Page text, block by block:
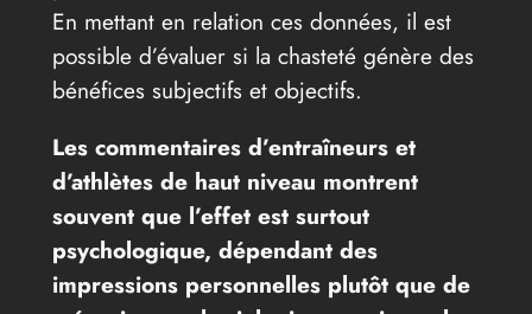
En mettant en relation ces données, il est
possible d’évaluer si la chasteté génère des
bénéfices subjectifs et objectifs.
Les commentaires d’entraîneurs et
d’athlètes de haut niveau montrent
souvent que l’effet est surtout
psychologique, dépendant des
impressions personnelles plutôt que de